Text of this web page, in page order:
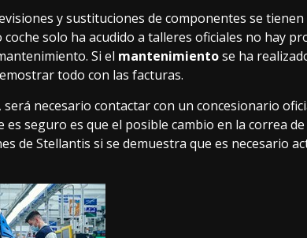
y sustituciones de componentes se
solo ha acudido a talleres oficiales no hay
Si el mantenimientose ha
todo con las facturas.
necesario contactar con un concesionario
es seguro es que el posible cambio en la correa
de Stellantis si se demuestra que es necesario